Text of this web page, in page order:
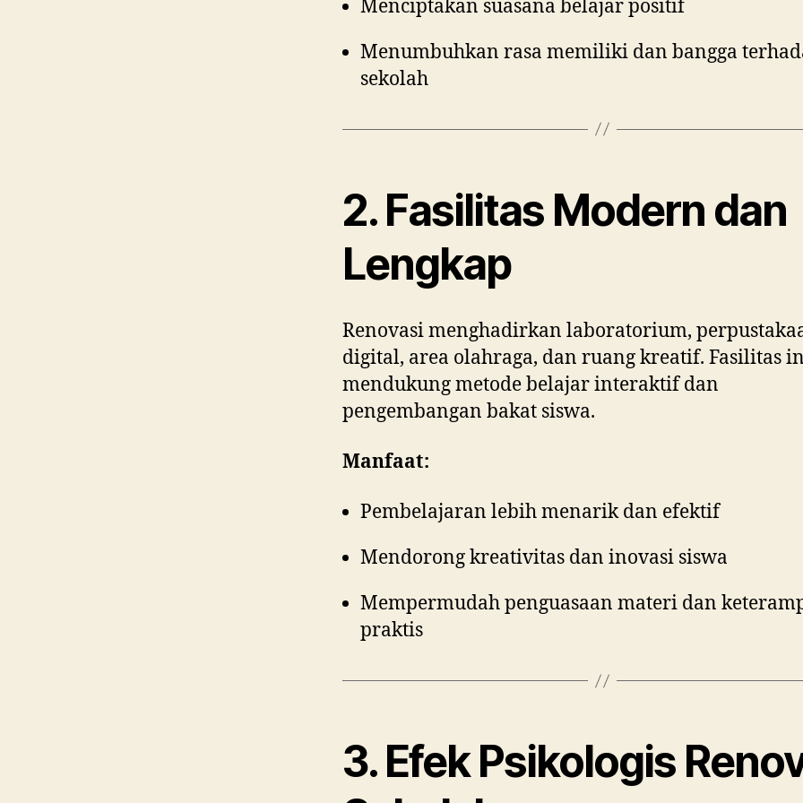
Menciptakan suasana belajar positif
Menumbuhkan rasa memiliki dan bangga
sekolah
2. Fasilitas Modern dan
Lengkap
Renovasi menghadirkan laboratorium,
digital, area olahraga, dan ruang kreatif. Fasilitas
mendukung metode belajar interaktif dan
pengembangan bakat siswa.
Manfaat:
Pembelajaran lebih menarik dan efektif
Mendorong kreativitas dan inovasi siswa
Mempermudah penguasaan materi dan
praktis
3. Efek Psikologis